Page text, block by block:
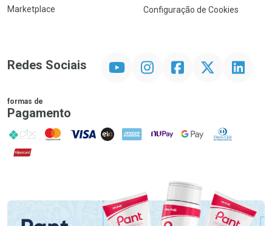
Marketplace
Configuração de Cookies
Redes Sociais InstagramFacebookTwitter Linkedin
formas de
Pagamento
PIX MasterCard
VISA ELO AMEX NuPay Google PayDiners Club
Hipercard
Promoção em Destaque